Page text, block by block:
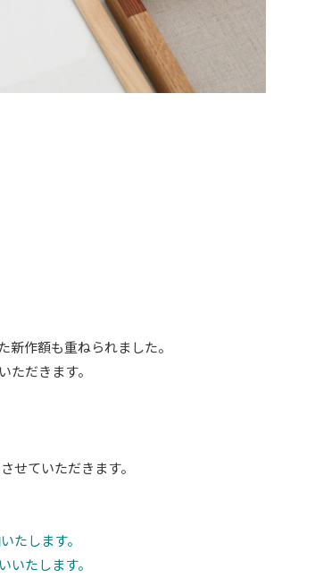
作額も重ねられました。
だきます。
ていただきます。
たします。
たします。